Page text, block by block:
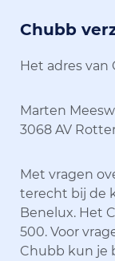
Chubb
Het adres van
Marten
3068 AV
Met vragen
terecht bij de
Benelux. Het
500. Voor
Chubb kun je